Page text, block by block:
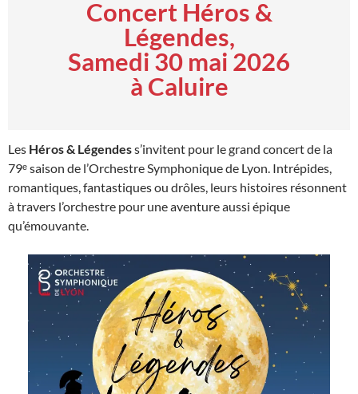
Concert Héros &
Légendes,
Samedi 30 mai 2026
à Caluire
Les Héros & Légendess’invitent pour le grand concert de la
79ᵉ saison de l’Orchestre Symphonique de Lyon. Intrépides,
romantiques, fantastiques ou drôles, leurs histoires résonnent
à travers l’orchestre pour une aventure aussi épique
qu’émouvante.